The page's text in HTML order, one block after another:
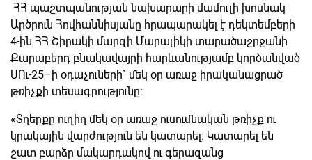
ՀՀ պաշտպանության նախարարի մամուլի խոսնակ
Արծրուն Հովհաննիսյանը հրապարակել է դեկտեմբերի
4-ին ՀՀ Շիրակի մարզի Մարալիկի տարածաշրջանի
Քարաբերդ բնակավայրի հարևանությամբ կործանված
ՍՈւ-25–ի օդաչուների` մեկ օր առաջ իրականացրած
թռիչքի տեսագրությունը։
«Տղերքը ուղիղ մեկ օր առաջ ուսումնական թռիչք ու
կրակային վարժություն են կատարել։ Կատարել են
շատ բարձր մակարդակով ու գերազանց